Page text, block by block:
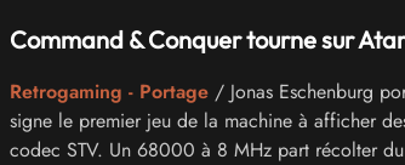
Command & Conquer tourne sur
Retrogaming - Portage/ Jonas Eschenburg
signe le premier jeu de la machine à afficher
codec STV. Un 68000 à 8 MHz part récolter